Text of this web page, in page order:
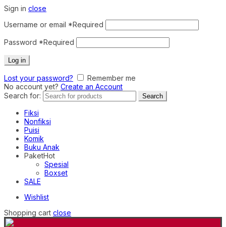
Sign in close
Username or email *Required
Password *Required
Log in
Lost your password?
Remember me
No account yet? Create an Account
Search for:
Search
Fiksi
Nonfiksi
Puisi
Komik
Buku Anak
PaketHot
Spesial
Boxset
SALE
Wishlist
Shopping cart close